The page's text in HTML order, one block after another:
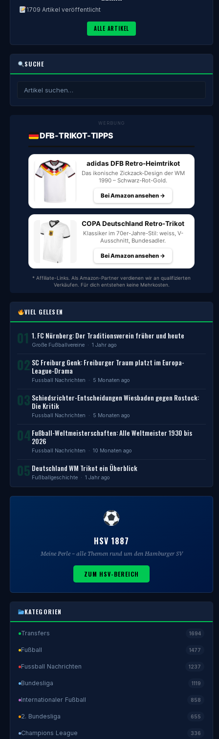
1709 Artikel veröffentlicht
ALLE ARTIKEL
SUCHE
WERBUNG
DFB-TRIKOT-TIPPS
adidas DFB Retro-Heimtrikot
Das ikonische Zickzack-Design der WM
1990 – Schwarz-Rot-Gold.
Bei Amazon ansehen →
COPA Deutschland Retro-Trikot
Klassiker im 70er-Jahre-Stil: weiss, V-
Ausschnitt, Bundesadler.
Bei Amazon ansehen →
* Affiliate-Links. Als Amazon-Partner verdienen wir an qualifizierten
Verkäufen. Für dich entstehen keine Mehrkosten.
VIEL GELESEN
01 1. FC Nürnberg: Der Traditionsverein früher und heute
Große Fußballvereine · 1 Jahr ago
02 SC Freiburg Genk: Freiburger Traum platzt im Europa-
League-Drama
Fussball Nachrichten · 5 Monaten ago
03 Schiedsrichter-Entscheidungen Wiesbaden gegen Rostock:
Die Kritik
Fussball Nachrichten · 5 Monaten ago
04 Fußball-Weltmeisterschaften: Alle Weltmeister 1930 bis
2026
Fussball Nachrichten · 10 Monaten ago
05 Deutschland WM Trikot ein Überblick
Fußballgeschichte · 1 Jahr ago
HSV 1887
Meine Perle – alle Themen rund um den Hamburger SV
ZUM HSV-BEREICH
KATEGORIEN
Transfers 1694
Fußball 1477
Fussball Nachrichten 1237
Bundesliga 1119
Internationaler Fußball 858
2. Bundesliga 655
Champions League 336